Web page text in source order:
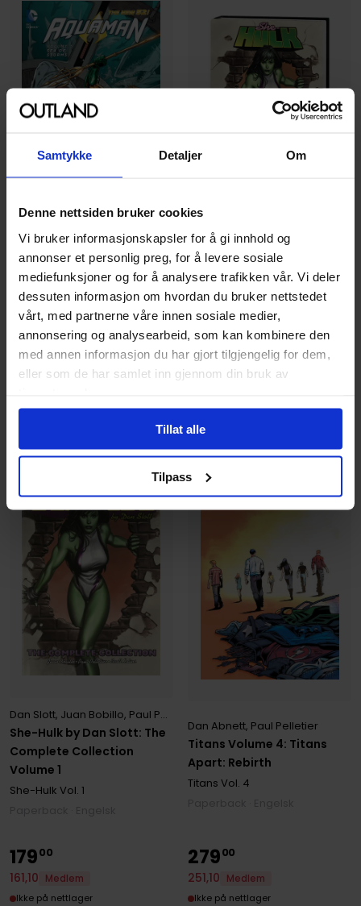
Samtykke Detaljer Om
Denne nettsiden bruker cookies
Vi bruker informasjonskapsler for å gi innhold og
annonser et personlig preg, for å levere sosiale
mediefunksjoner og for å analysere trafikken vår. Vi deler
dessuten informasjon om hvordan du bruker nettstedet
vårt, med partnerne våre innen sosiale medier,
annonsering og analysearbeid, som kan kombinere den
med annen informasjon du har gjort tilgjengelig for dem,
eller som de har samlet inn gjennom din bruk av
Tillat alle
Tilpass
Aquaman Vol. 5: Sea of
Storms (The New 52)
Jeff Parker,Paul Pelletier, Sean Parsons
Aquaman (2011)
Paperback · Engelsk
She-Hulk by Dan Slott
Omnibus
Dan Slott Paul Pelletier
She-Hulk
Hardcover · Engelsk
She-Hulk by Dan Slott: The
Complete Collection
Volume 1
Dan Slott, Juan Bobillo, Paul Pelletier
She-Hulk Vol. 1
399 00
Titans Volume 4: Titans
Apart: Rebirth
Dan Abnett, Paul Pelletier
Titans Vol. 4
19900
Ikke på nettlager
17900
161,10
Medlem
Ikke på nettlager
27900
251,10
Medlem
Ikke på nettlager